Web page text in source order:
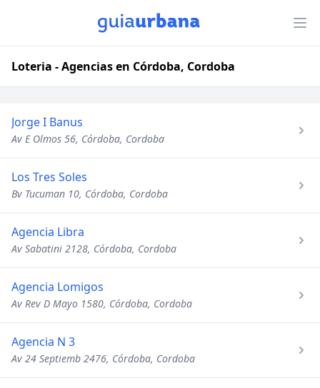
Loteria - Agencias en Córdoba, Cordoba
Jorge I Banus
Av E Olmos 56, Córdoba, Cordoba
Los Tres Soles
Bv Tucuman 10, Córdoba, Cordoba
Agencia Libra
Av Sabatini 2128, Córdoba, Cordoba
Agencia Lomigos
Av Rev D Mayo 1580, Córdoba, Cordoba
Agencia N 3
Av 24 Septiemb 2476, Córdoba, Cordoba